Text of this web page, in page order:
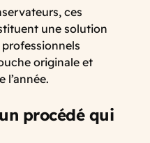
ces
une solution
originale et
l’année.
procédé qui